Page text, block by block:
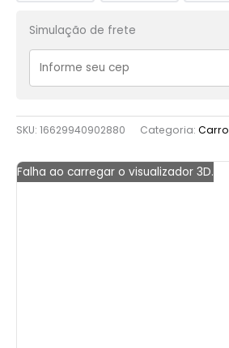
Simulação de frete
SKU: 16629940902880 Categoria: Carro
Falha ao carregar o visualizador 3D.